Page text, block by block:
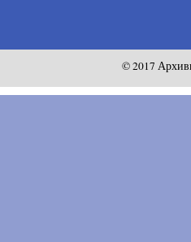
© 2017